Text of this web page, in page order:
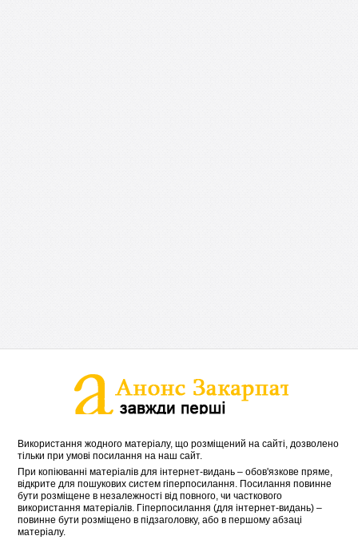
Використання жодного матеріалу, що розміщений на сайті, дозволено
тільки при умові посилання на наш сайт.
При копіюванні матеріалів для інтернет-видань – обов'язкове пряме,
відкрите для пошукових систем гіперпосилання. Посилання повинне
бути розміщене в незалежності від повного, чи часткового
використання матеріалів. Гіперпосилання (для інтернет-видань) –
повинне бути розміщено в підзаголовку, або в першому абзаці
матеріалу.